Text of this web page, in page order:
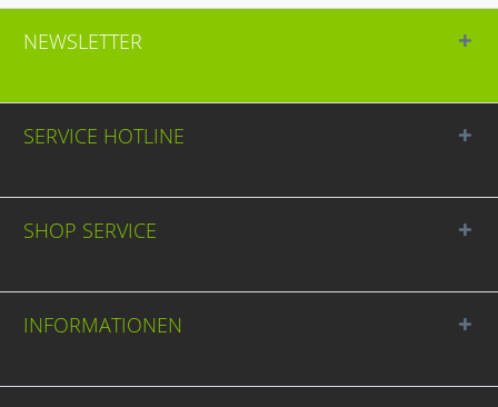
NEWSLETTER
SERVICE HOTLINE
SHOP SERVICE
INFORMATIONEN